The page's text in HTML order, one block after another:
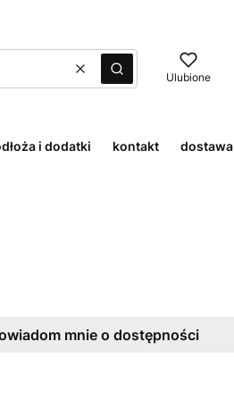
WyczyśćSzukaj Ulubione
i dodatki kontakt dostawa
mnie o dostępności